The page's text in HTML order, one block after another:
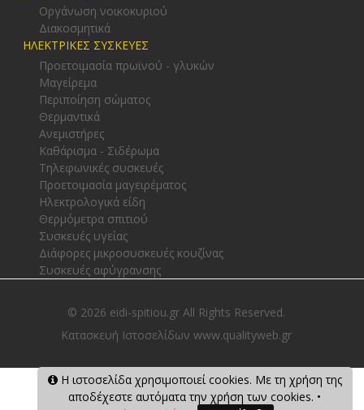
Οργάνωση νοικοκυριού
Διακοσμητικά
ΗΛΕΚΤΡΙΚΕΣ ΣΥΣΚΕΥΕΣ
Προετοιμασία πρωϊνού - γλυκών
Μαγείρεμα
Περιποίηση σώματος
Θερμαντικά
Ανεμιστήρες
Καθάρισμα - Σιδέρωμα
Τηλεφωνικές συσκευές
Προετοιμασία μαγειρέματος
Ηλεκτρολογικά είδη
Θερμόμετρα σπιτιού
Συσκευές υγείας
Διάφορες μικροσυσκευές κουζίνας
Συσκευές αφύγρανσης
© 2026 eidi-spitiou.gr All Rights Reserved.
Κατασκευή Ιστοσελίδων www.qualityweb.gr
Η ιστοσελίδα χρησιμοποιεί cookies. Με τη χρήση της
αποδέχεστε αυτόματα την χρήση των cookies. •